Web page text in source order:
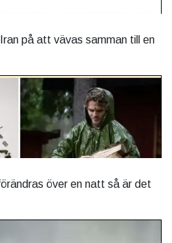
på att vävas samman till en
över en natt så är det